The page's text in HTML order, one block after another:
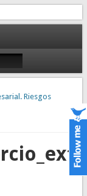
la PyME
Riesgos